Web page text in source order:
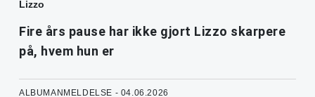
Lizzo
Fire års pause har ikke gjort Lizzo skarpere
på, hvem hun er
ALBUMANMELDELSE - 04.06.2026